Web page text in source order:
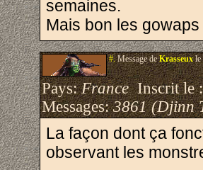
semaines.
Mais bon les
#.Message deKrasseuxle
Pays:FranceInscrit le
Messages:3861 (Djinn
La façon dont ça
observant les